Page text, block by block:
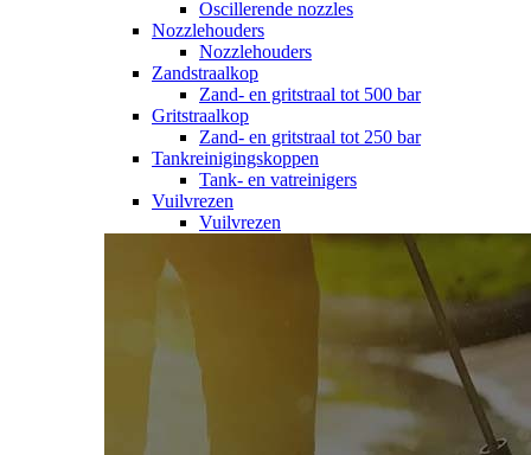
Oscillerende nozzles
Nozzlehouders
Nozzlehouders
Zandstraalkop
Zand- en gritstraal tot 500 bar
Gritstraalkop
Zand- en gritstraal tot 250 bar
Tankreinigingskoppen
Tank- en vatreinigers
Vuilvrezen
Vuilvrezen